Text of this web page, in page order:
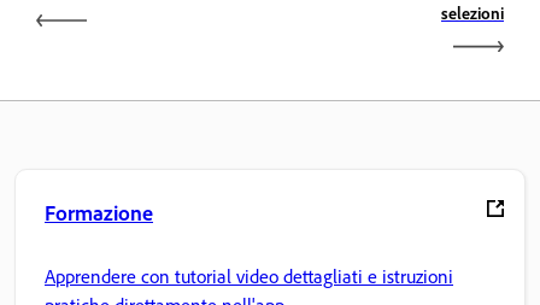
selezioni
Formazione
Apprendere con tutorial video dettagliati e istruzioni